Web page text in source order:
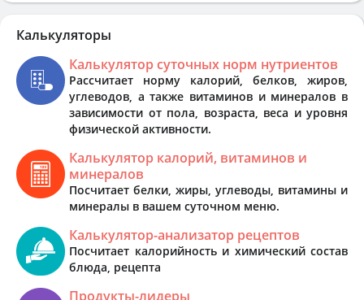
Калькуляторы
Калькулятор суточных норм нутриентов
Рассчитает норму калорий, белков, жиров,
углеводов, а также витаминов и минералов в
зависимости от пола, возраста, веса и уровня
физической активности.
Калькулятор калорий, витаминов и
минералов
Посчитает белки, жиры, углеводы, витамины и
минералы в вашем суточном меню.
Калькулятор-анализатор рецептов
Посчитает калорийность и химический состав
блюда, рецепта
Продукты-лидеры